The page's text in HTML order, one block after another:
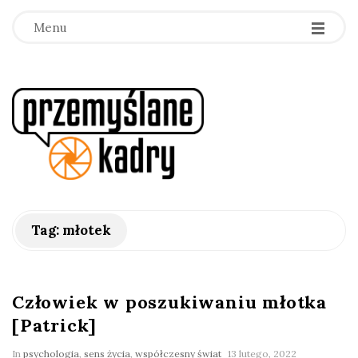
Menu
p
y
ś
Tag: młotek
Człowiek w poszukiwaniu młotka
[Patrick]
In psychologia sens życia współczesny świat 13 lutego, 2022